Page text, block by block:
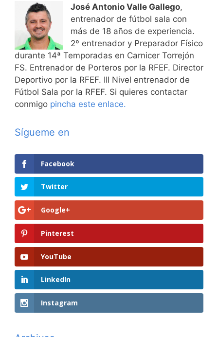
José Antonio Valle Gallego,
entrenador de fútbol sala con
más de 18 años de experiencia.
2º entrenador y Preparador Físico
durante 14ª Temporadas en Carnicer Torrejón
FS. Entrenador de Porteros por la RFEF. Director
Deportivo por la RFEF. III Nivel entrenador de
Fútbol Sala por la RFEF. Si quieres contactar
conmigo pincha este enlace.
Sígueme en
Facebook
Twitter
Google+
Pinterest
YouTube
LinkedIn
Instagram